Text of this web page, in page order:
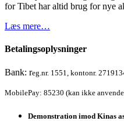
for Tibet har altid brug for nye
Læs mere…
Betalingsoplysninger
Bank: reg.nr. 1551, kontonr.
MobilePay: 85230 (kan ikke
Demonstration imod Kinas